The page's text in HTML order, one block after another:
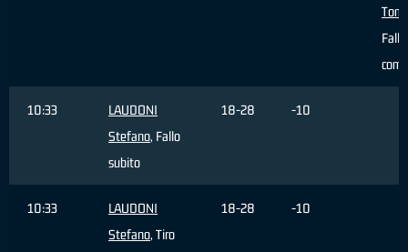
Fallo
10:33
LAUDONI
Stefano, Fallo
subito
18-28 -10
10:33
LAUDONI
Stefano, Tiro
18-28 -10